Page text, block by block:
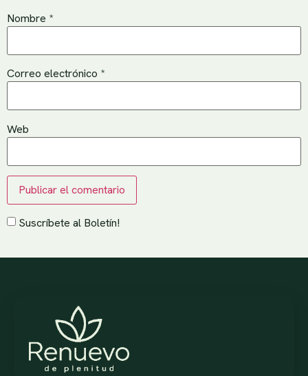
Nombre *
Correo electrónico *
Web
Suscríbete al Boletín!